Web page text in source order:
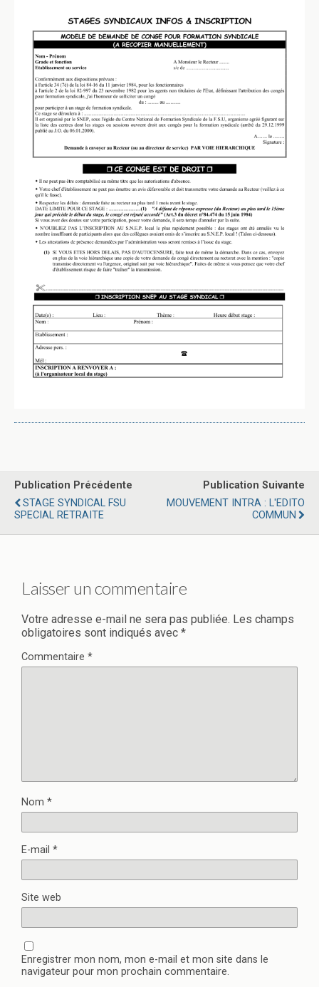
Publication Précédente
STAGE SYNDICAL FSU
SPECIAL RETRAITE
Publication Suivante
MOUVEMENT INTRA : L'EDITO
COMMUN
Laisser un commentaire
Votre adresse e-mail ne sera pas publiée. Les champs
obligatoires sont indiqués avec *
Commentaire *
Nom *
E-mail *
Site web
Enregistrer mon nom, mon e-mail et mon site dans le
navigateur pour mon prochain commentaire.